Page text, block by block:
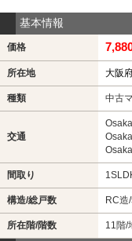
基本情報
価格
所在地 大阪
種類 中古
交通
間取り
構造/総戸数 RC造
所在階/階数 11階/